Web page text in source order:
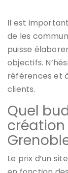
Il est
de les
puisse
objectifs.
références et
clients.
Quel
création
Le prix d’un